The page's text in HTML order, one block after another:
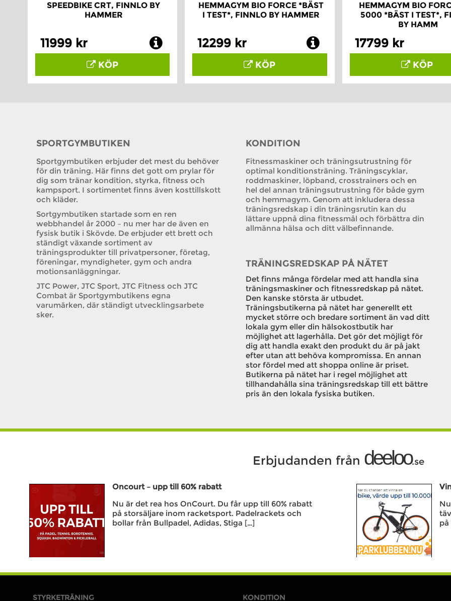
SPEEDBIKE CRT, FINNLO BY
HAMMER
11999 kr
KÖP
HEMMAGYM BIO FORCE *BÄST
I TEST*, FINNLO BY HAMMER
12299 kr
KÖP
HEMMAGYM BIO
5000 *BÄST I TEST*,
BY HAMM
17799 kr
KÖP
SPORTGYMBUTIKEN
Sportgymbutiken erbjuder det mest du behöver
för din träning. Här finns det gott om prylar för
dig som tränar kondition, styrka, fitness och
kampsport. I sortimentet finns även kosttillskott
och kläder.
Sortgymbutiken startade som en ren
webbhandel år 2000 – nu mer har de även en
fysisk butik i Skövde. De erbjuder ett brett och
ständigt växande sortiment av
träningsprodukter till privatpersoner, företag,
föreningar, myndigheter, gym och andra
motionsanläggningar.
JTC Power, JTC Sport, JTC Fitness och JTC
Combat är Sportgymbutikens egna
varumärken, där ständigt utvecklingsarbete
sker.
KONDITION
Fitnessmaskiner och träningsutrustning för
optimal konditionsträning. Träningscyklar,
roddmaskiner, löpband, crosstrainers och en
hel del annan träningsutrustning för både gym
och hemmagym. Genom att inkludera dessa
träningsredskap i din träningsrutin kan du
lättare uppnå dina fitnessmål och förbättra din
allmänna hälsa och ditt välbefinnande.
TRÄNINGSREDSKAP PÅ NÄTET
Det finns många fördelar med att handla sina
träningsmaskiner och fitnessredskap på nätet.
Den kanske största är utbudet.
Träningsbutikerna på nätet har generellt ett
mycket större och bredare sortiment än vad ditt
lokala gym eller din hälsokostbutik har
möjlighet att lagerhålla. Det gör det möjligt för
dig att handla exakt den produkt du är på jakt
efter utan att behöva kompromissa. En annan
stor fördel med att shoppa online är priset.
Butikerna på nätet har i regel möjlighet att
tillhandahålla sina träningsredskap till ett bättre
pris än den lokala fysiska butiken.
Erbjudanden från deeloo.se
Oncourt – upp till 60% rabatt
Nu är det rea hos OnCourt. Du får upp till 60% rabatt
på storsäljare inom racketsport. Padelrackets och
bollar från Bullpadel, Adidas, Stiga […]
på
STYRKETRÄNING KONDITION